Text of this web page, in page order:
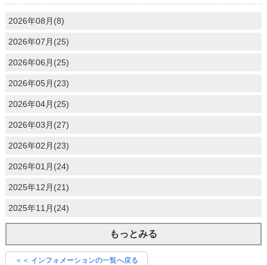
2026年08月(8)
2026年07月(25)
2026年06月(25)
2026年05月(23)
2026年04月(25)
2026年03月(27)
2026年02月(23)
2026年01月(24)
2025年12月(21)
2025年11月(24)
もっとみる
＜＜ インフォメーションの一覧へ戻る